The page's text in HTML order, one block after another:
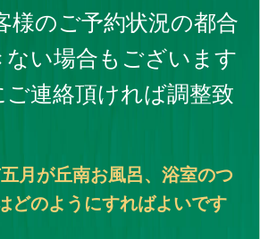
様のご予約状況の都合
ない場合もございます
連絡頂ければ調整致
月が丘南お風呂、浴室のつ
どのようにすればよいです